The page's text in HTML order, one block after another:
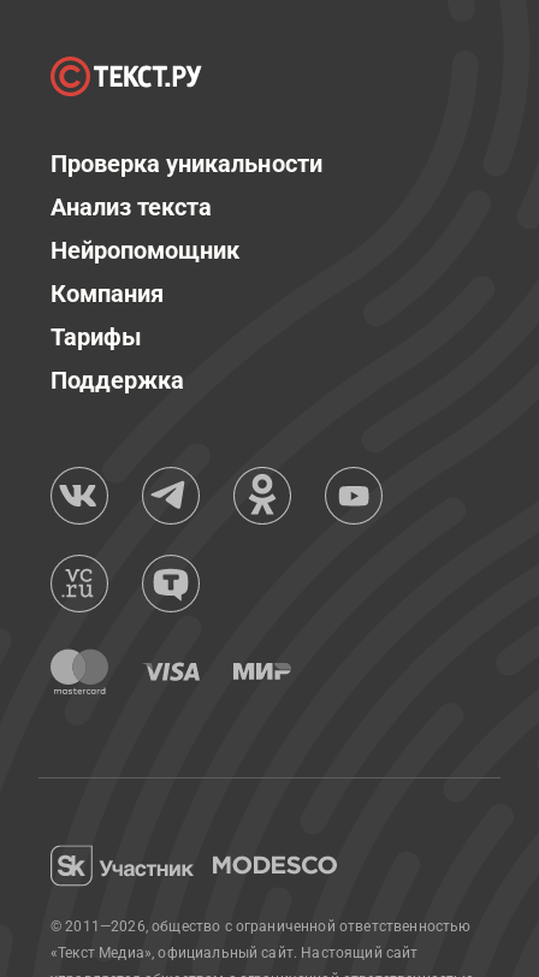
Проверка уникальности
Анализ текста
Нейропомощник
Компания
Тарифы
Поддержка
© 2011—2026, общество с ограниченной ответственностью
«Текст Медиа», официальный сайт. Настоящий сайт